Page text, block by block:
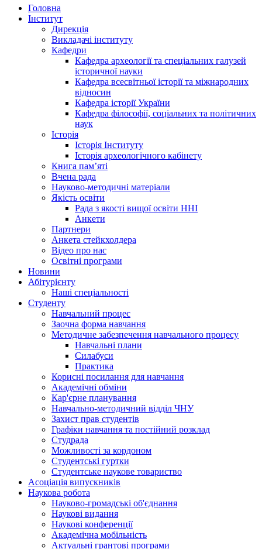
Головна
Інститут
Дирекція
Викладачі інституту
Кафедри
Кафедра археології та спеціальних галузей
історичної науки
Кафедра всесвітньої історії та міжнародних
відносин
Кафедра історії України
Кафедра філософії, соціальних та політичних
наук
Історія
Історія Інституту
Історія археологічного кабінету
Книга памʼяті
Вчена рада
Науково-методичні матеріали
Якість освіти
Рада з якості вищої освіти ННІ
Анкети
Партнери
Анкета стейкхолдера
Відео про нас
Освітні програми
Hовини
Абітурієнту
Наші спеціальності
Студенту
Навчальний процес
Заочна форма навчання
Методичне забезпечення навчального процесу
Навчальні плани
Силабуси
Практика
Корисні посилання для навчання
Академічні обміни
Кар'єрне планування
Навчально-методичний відділ ЧНУ
Захист прав студентів
Графіки навчання та постійний розклад
Студрада
Можливості за кордоном
Студентські гуртки
Студентське наукове товариство
Асоціація випускників
Наукова робота
Науково-громадські об'єднання
Наукові видання
Наукові конференції
Академічна мобільність
Актуальні грантові програми